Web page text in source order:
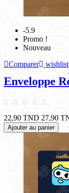
-5.9
Promo !
Nouveau
Comparer
wishlist
Enveloppe
22,90 TND 27,90
Ajouter au panier